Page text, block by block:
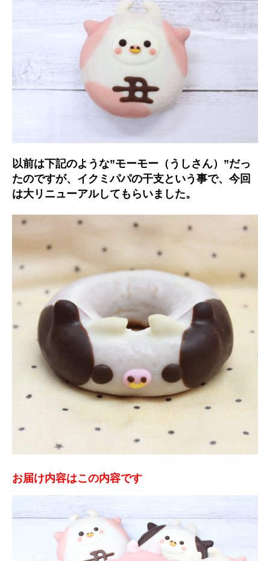
以前は下記のような”モーモー（うしさん）”だっ
たのですが、イクミパパの干支という事で、今回
は大リニューアルしてもらいました。
お届け内容はこの内容です